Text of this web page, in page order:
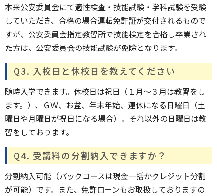
本来公安委員会にて適性検査・技能試験・学科試験を受験
していただき、合格の場合運転免許証が交付されるもので
すが、公安委員会指定教習所で技能検定を合格し卒業され
た方は、公安委員会の技能試験が免除となります。
Q3. 入校日と休校日を教えてください
随時入学できます。休校日は祝日（１月～３月は教習をし
ます。）、ＧＷ、お盆、年末年始、連休になる日曜日（土
曜日や月曜日が祝日になる場合）。それ以外の日曜日は教
習をしております。
Q4. 受講料の分割納入できますか？
分割納入可能（パックコースは現金一括かクレジット分割
が可能）です。また、免許ローンもお取扱しておりますの